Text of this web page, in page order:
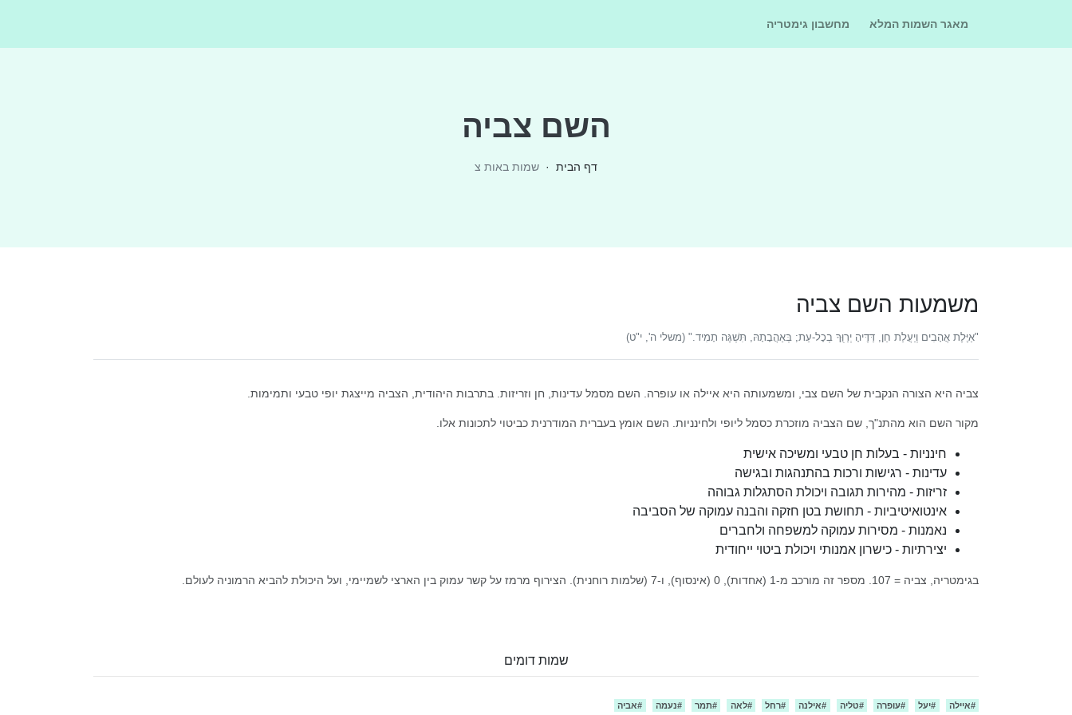
מאגר השמות המלא מחשבון גימטריה
השם צביה
דף הבית שמות באות צ
משמעות השם צביה
"אַיֶּלֶת אֲהָבִים וְיַעֲלַת חֵן, דַּדֶּיהָ יְרַוֻּךָ בְכָל-עֵת; בְּאַהֲבָתָהּ, תִּשְׁגֶּה תָמִיד." (משלי ה', י"ט)
צביה היא הצורה הנקבית של השם צבי, ומשמעותה היא איילה או עופרה. השם מסמל עדינות, חן וזריזות. בתרבות היהודית, הצביה מייצגת יופי טבעי ותמימות.
מקור השם הוא מהתנ"ך, שם הצביה מוזכרת כסמל ליופי ולחינניות. השם אומץ בעברית המודרנית כביטוי לתכונות אלו.
חינניות - בעלות חן טבעי ומשיכה אישית
עדינות - רגישות ורכות בהתנהגות ובגישה
זריזות - מהירות תגובה ויכולת הסתגלות גבוהה
אינטואיטיביות - תחושת בטן חזקה והבנה עמוקה של הסביבה
נאמנות - מסירות עמוקה למשפחה ולחברים
יצירתיות - כישרון אמנותי ויכולת ביטוי ייחודית
בגימטריה, צביה = 107. מספר זה מורכב מ-1 (אחדות), 0 (אינסוף), ו-7 (שלמות רוחנית). הצירוף מרמז על קשר עמוק בין הארצי לשמיימי, ועל היכולת להביא הרמוניה לעולם.
שמות דומים
#איילה #יעל #עופרה #טליה #אילנה #רחל #לאה #תמר #נעמה #אביה